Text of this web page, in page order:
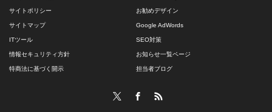
サイトポリシー
サイトマップ
ITツール
情報セキュリティ方針
特商法に基づく開示
お勧めデザイン
Google AdWords
SEO対策
お知らせ一覧ページ
担当者ブログ